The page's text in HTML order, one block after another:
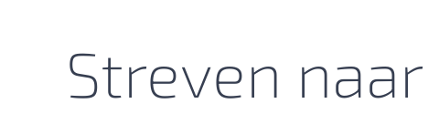
Streven naar